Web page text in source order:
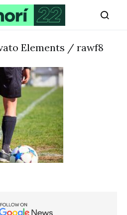
Elements / rawf8